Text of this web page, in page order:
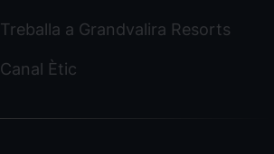
Treballa a Grandvalira Resorts
Canal Ètic